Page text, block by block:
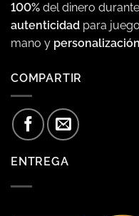
100% del dinero
autenticidad para
mano y
COMPARTIR
ENTREGA